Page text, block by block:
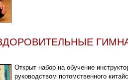
Открыт набор на обучение
руководством потомственного